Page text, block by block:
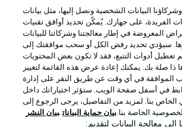
القنوات الناقلة
جهة النشر
اللاعبون
البيانات الشخصية ونصل إليها، مثل بيانات
الفريدة، على جهازك. يُمكّن تحديد أوافق تقنيات
المعروضة في إطار معالجتنا وشركائنا للبيانات
سيؤدي تحديد رفض الكل أو سحب موافقتك إلى
تعطيل أدوات التتبع، فقد لا تكون بعض المحتويات
ذا صلة بك. يمكنك إعادة عرض هذه القائمة لتغيير
الموافقة في أي وقت عن طريق النقر على إدارة
في أسفل صفحة الويب. ستؤثر اختياراتك داخل
الخاص بنا. لمزيد من التفاصيل، يرجى الرجوع إلى
الخاصة بنا.بيان حماية البيانات بيان النشر
معالجة البيانات لتقديم: